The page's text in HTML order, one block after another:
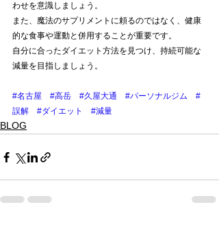
わせを意識しましょう。
また、魔法のサプリメントに頼るのではなく、健康
的な食事や運動と併用することが重要です。
自分に合ったダイエット方法を見つけ、持続可能な
減量を目指しましょう。
#名古屋 #高岳 #久屋大通 #パーソナルジム
#
誤解
#ダイエット #減量
BLOG